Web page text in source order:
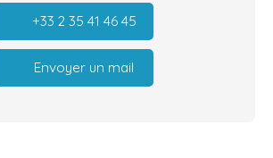
+33 2 35 41 46 45
Envoyer un mail